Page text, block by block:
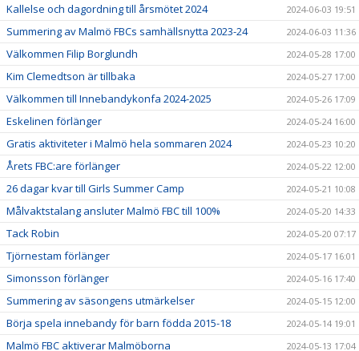
Kallelse och dagordning till årsmötet 2024 2024-06-03 19:51
Summering av Malmö FBCs samhällsnytta 2023-24 2024-06-03 11:36
Välkommen Filip Borglundh 2024-05-28 17:00
Kim Clemedtson är tillbaka 2024-05-27 17:00
Välkommen till Innebandykonfa 2024-2025 2024-05-26 17:09
Eskelinen förlänger 2024-05-24 16:00
Gratis aktiviteter i Malmö hela sommaren 2024 2024-05-23 10:20
Årets FBC:are förlänger 2024-05-22 12:00
26 dagar kvar till Girls Summer Camp 2024-05-21 10:08
Målvaktstalang ansluter Malmö FBC till 100% 2024-05-20 14:33
Tack Robin 2024-05-20 07:17
Tjörnestam förlänger 2024-05-17 16:01
Simonsson förlänger 2024-05-16 17:40
Summering av säsongens utmärkelser 2024-05-15 12:00
Börja spela innebandy för barn födda 2015-18 2024-05-14 19:01
Malmö FBC aktiverar Malmöborna 2024-05-13 17:04